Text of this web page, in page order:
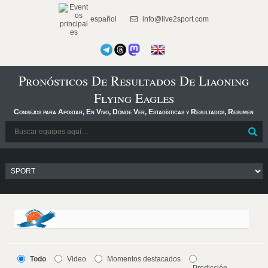
español info@live2sport.com
Pronósticos De Resultados De Liaoning
Flying Eagles
Consejos para Apostar, En Vivo, Dónde Ver, Estadísticas y Resultados, Resumen
Todo Video
Momentos destacados